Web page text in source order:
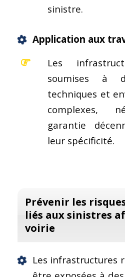
sinistre.
Application aux
Les
soumises à
techniques et
complexes,
garantie
leur spécificité.
Prévenir les
liés aux sinistres
voirie
Les infrastructures